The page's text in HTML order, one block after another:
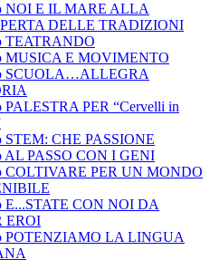
NOI E IL MARE ALLA
DELLE TRADIZIONI
TEATRANDO
MUSICA E MOVIMENTO
SCUOLA…ALLEGRA
PALESTRA PER “Cervelli in
STEM: CHE PASSIONE
AL PASSO CON I GENI
COLTIVARE PER UN MONDO
E...STATE CON NOI DA
EROI
POTENZIAMO LA LINGUA